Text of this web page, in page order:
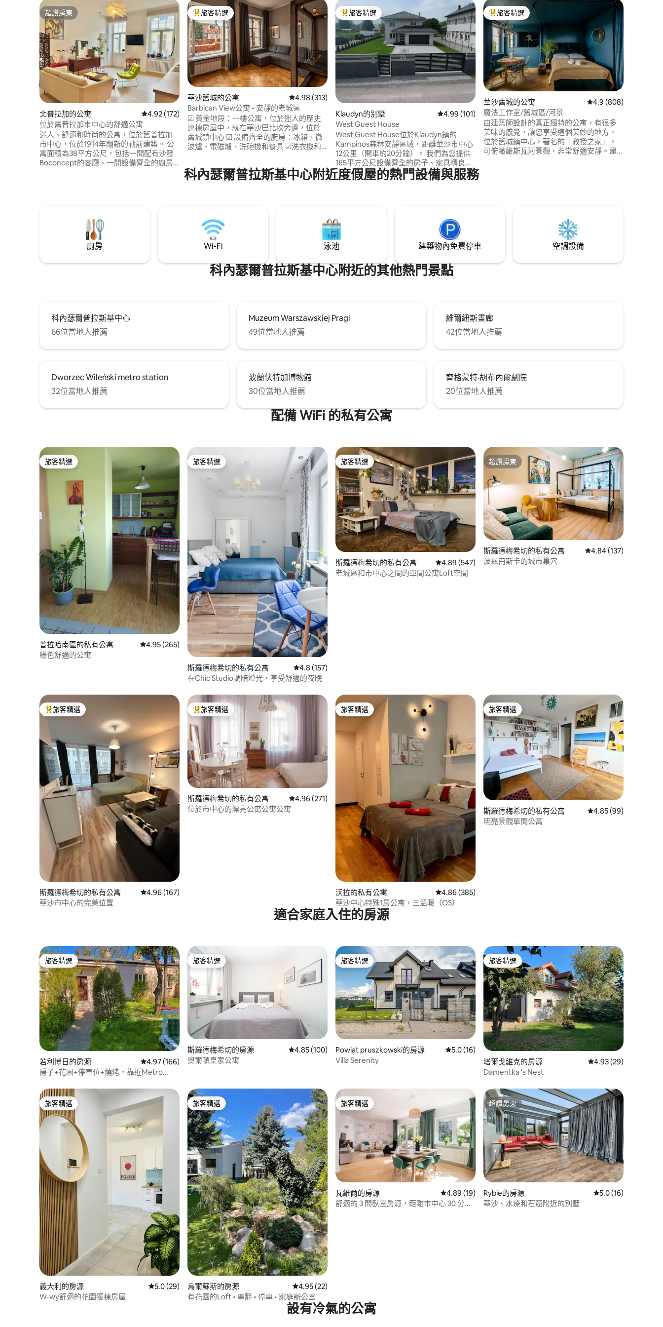
超讚房東
超讚房東
北普拉加的公寓 從 172 則評價中獲得 4.92 的平均評分（滿分 5 分）
4.92 (172)
位於舊普拉加市中心的舒適公寓
迷人、舒適和時尚的公寓，位於舊普拉加
市中心，位於1914年翻新的戰前建築。 公
寓面積為38平方公尺，包括一間配有沙發
Boconcept的客廳、一間設備齊全的廚房
Dworzec Wileński 5分鐘。
旅客精選榜首
旅客精選
華沙舊城的公寓 從 313 則評價中獲得 4.98 的平均評分（滿分 5 分）
4.98 (313)
Barbican View公寓 • 安靜的老城區
☑︎ 黃金地段：一樓公寓，位於迷人的歷史
連棟房屋中，就在華沙巴比坎旁邊，位於
舊城鎮中心 ☑︎ 設備齊全的廚房：冰箱、微
波爐、電磁爐、洗碗機和餐具 ☑︎洗衣機和
AirPlay，免費WiFi ☑︎ 周圍有餐廳、咖啡
館、酒吧和商店 ☑︎步行即可抵達博物館和
地標 ☑︎ 充滿活力但又平靜的舊城區氛圍 ☑︎
旅客精選榜首
旅客精選
Klaudyn的別墅 從 101 則評價中獲得 4.99 的平均評分（滿分 5 分）
4.99 (101)
West Guest House
West Guest House位於Klaudyn鎮的
Kampinos森林安靜區域，距離華沙市中心
12公里（開車約20分鐘）。 我們為您提供
165平方公尺設備齊全的房子、家具精良和
舒適的四間臥室、廚房、兩間衛浴、兩輛
車的車庫和外面的停車位。房子周圍有一
旅客精選榜首
旅客精選
華沙舊城的公寓 從 808 則評價中獲得
4.9 (808)
魔法工作室/舊城區/河景
由建築師設計的真正獨特的公寓，有很多
美味的感覺，讓您享受這個美妙的地方。
位於舊城鎮中心，著名的「教授之家」，
可俯瞰維斯瓦河景觀，非常舒適安靜。建
科內瑟爾普拉斯基中心附近度假屋的熱門設備與服務
廚房 Wi-Fi 泳池 建築物內免費停車 空調設備
科內瑟爾普拉斯基中心附近的其他熱門景點
科內瑟爾普拉斯基中心
66位當地人推薦
Muzeum Warszawskiej Pragi
49位當地人推薦
維爾紐斯畫廊
42位當地人推薦
Dworzec Wileński metro station
32位當地人推薦
波蘭伏特加博物館
30位當地人推薦
齊格蒙特·胡布內爾劇院
20位當地人推薦
配備 WiFi 的私有公寓
旅客精選
旅客精選
普拉哈南區的私有公寓 從 265 則評價中獲得 4.95 的平均評分（滿分 5 分）
4.95 (265)
綠色舒適的公寓
旅客精選
旅客精選
斯羅德梅希切的私有公寓 從 157 則評價中獲得 4.8 的平均評分（滿分 5 分）
4.8 (157)
在Chic Studio調暗燈光，享受舒適的夜晚
旅客精選
旅客精選
斯羅德梅希切的私有公寓 從 547 則評價中獲得 4.89 的平均評分（滿分 5 分）
4.89 (547)
老城區和市中心之間的單間公寓Loft空間
超讚房東
超讚房東
斯羅德梅希切的私有公寓 從 137 則評價中獲得
4.84 (137)
波茲南斯卡的城市巢穴
旅客精選榜首
旅客精選
斯羅德梅希切的私有公寓 從 167 則評價中獲得 4.96 的平均評分（滿分 5 分）
4.96 (167)
華沙市中心的完美位置
旅客精選榜首
旅客精選
斯羅德梅希切的私有公寓 從 271 則評價中獲得 4.96 的平均評分（滿分 5 分）
4.96 (271)
位於市中心的漂亮公寓公寓公寓
旅客精選
旅客精選
沃拉的私有公寓 從 385 則評價中獲得 4.86 的平均評分（滿分 5 分）
4.86 (385)
華沙中心特殊1房公寓，三溫暖（OS）
旅客精選
旅客精選
斯羅德梅希切的私有公寓 從 99 則評價中獲得
4.85 (99)
明亮景觀單間公寓
適合家庭入住的房源
旅客精選
旅客精選
若利博日的房源 從 166 則評價中獲得 4.97 的平均評分（滿分 5 分）
4.97 (166)
房子+花園+停車位+燒烤，靠近Metro
旅客精選
旅客精選
斯羅德梅希切的房源 從 100 則評價中獲得 4.85 的平均評分（滿分 5 分）
4.85 (100)
奧爾頓皇家公寓
旅客精選
旅客精選
Powiat pruszkowski的房源 從 16 則評價中獲得 5.0 的平均評分（滿分 5 分）
5.0 (16)
Villa Serenity
旅客精選
旅客精選
塔爾戈維克的房源 從 29 則評價中獲得
4.93 (29)
Damentka 's Nest
旅客精選
旅客精選
義大利的房源 從 29 則評價中獲得 5.0 的平均評分（滿分 5 分）
5.0 (29)
W-wy舒適的花園獨棟房屋
旅客精選
旅客精選
烏爾蘇斯的房源 從 22 則評價中獲得 4.95 的平均評分（滿分 5 分）
4.95 (22)
有花園的Loft • 寧靜 • 停車 • 家庭辦公室
旅客精選
旅客精選
瓦維爾的房源 從 19 則評價中獲得 4.89 的平均評分（滿分 5 分）
4.89 (19)
舒適的 3 間臥室房源，距離市中心 30 分鐘
超讚房東
超讚房東
Rybie的房源 從 16 則評價中獲得
5.0 (16)
華沙、水療和石窟附近的別墅
設有冷氣的公寓